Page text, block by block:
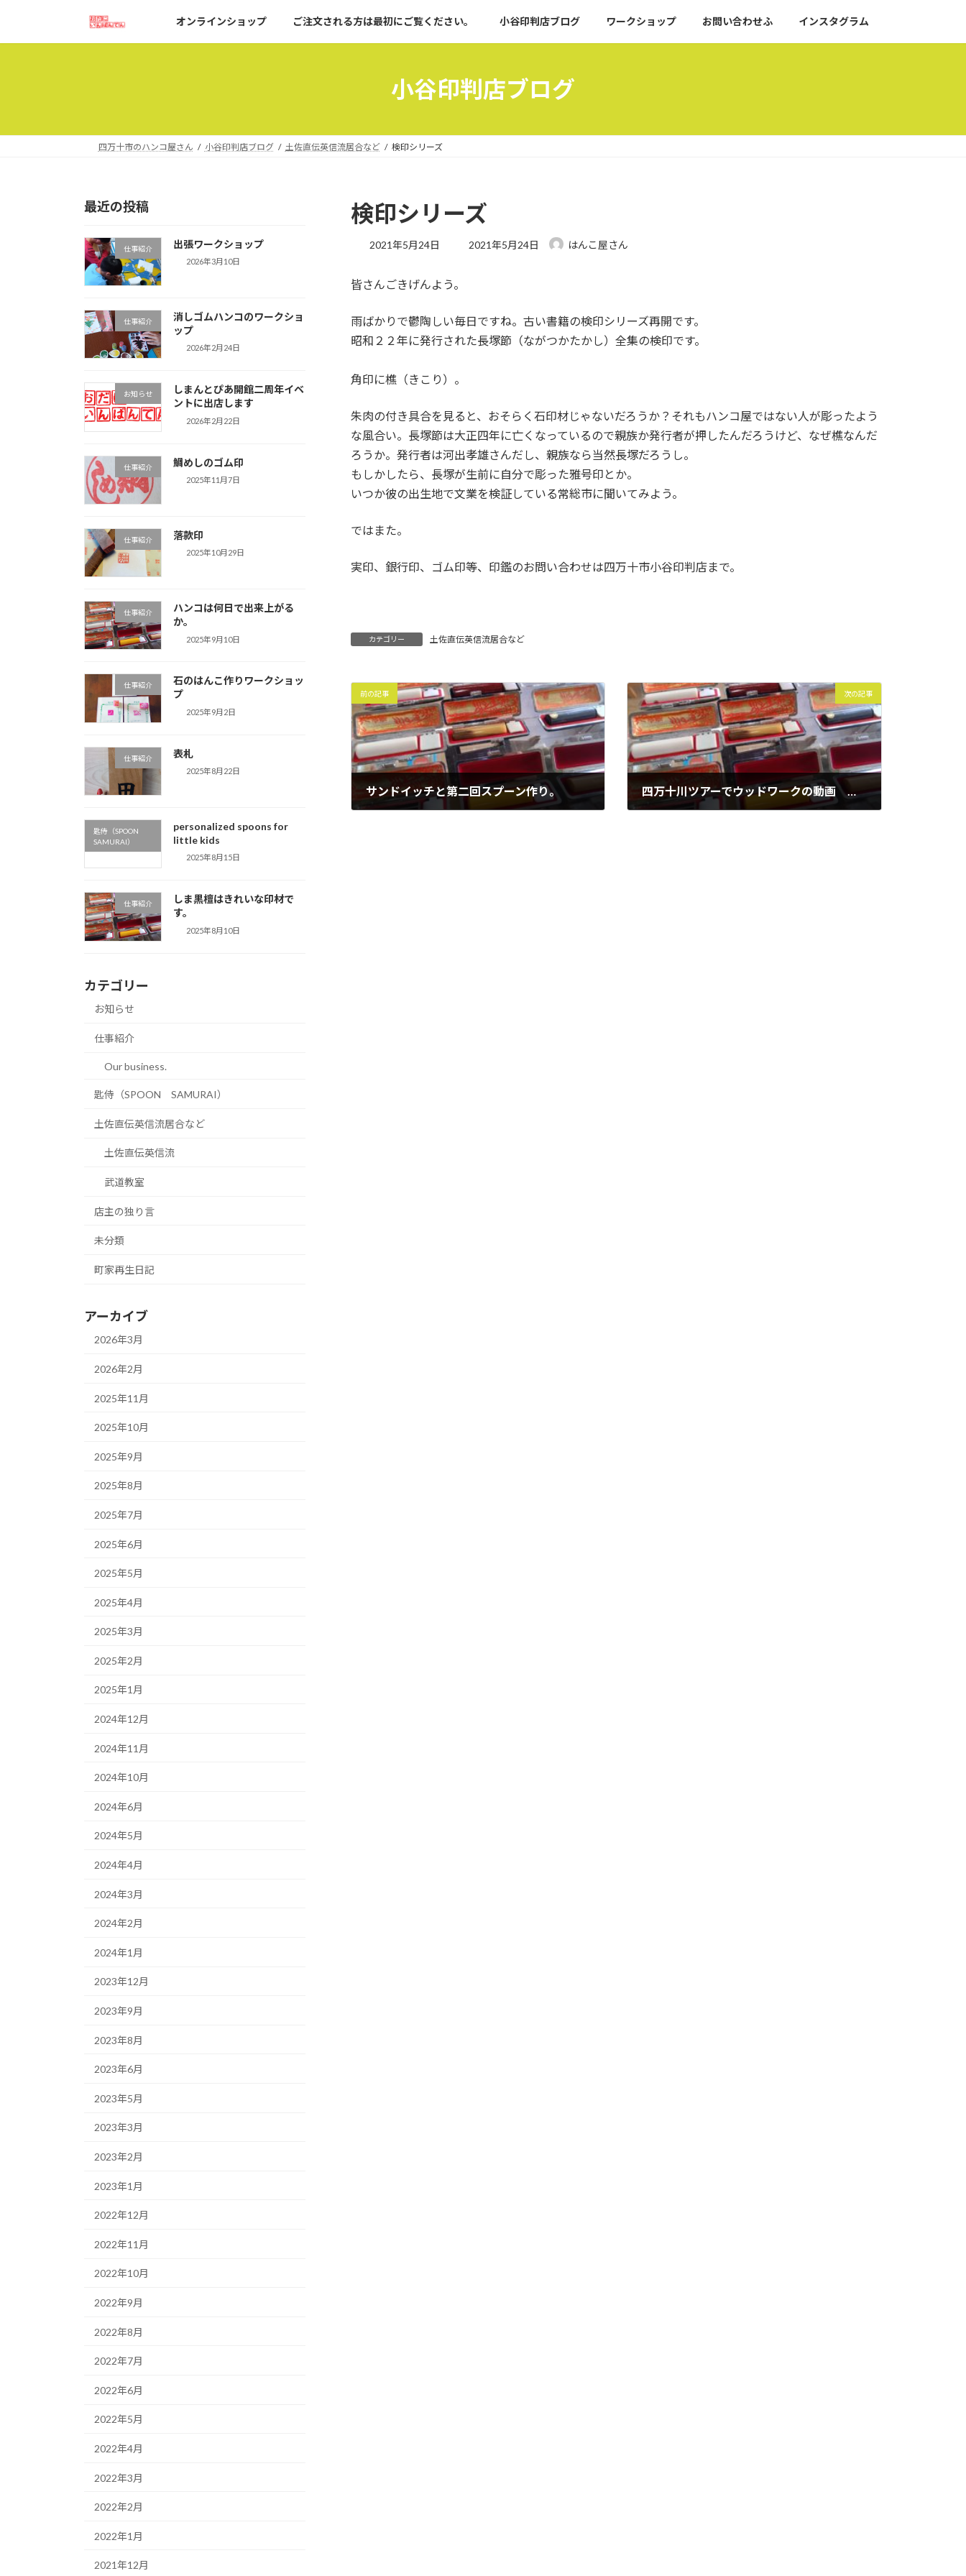
テ
ゲ
オンラインショップ ご注文される方は最初にご覧ください。 小谷印判店ブログ ワークショップ お問い合わせふ インスタグラム
小谷印判店ブログ
四万十市のハンコ屋さん 小谷印判店ブログ 土佐直伝英信流居合など 検印シリーズ
検印シリーズ
2021年5月24日
最
時
:
2021年5月24日 はんこ屋さん
皆さんごきげんよう。
雨ばかりで鬱陶しい毎日ですね。古い書籍の検印シリーズ再開です。
昭和２２年に発行された長塚節（ながつかたかし）全集の検印です。
角印に樵（きこり）。
朱肉の付き具合を見ると、おそらく石印材じゃないだろうか？それもハンコ屋ではない人が彫ったよう
な風合い。長塚節は大正四年に亡くなっているので親族か発行者が押したんだろうけど、なぜ樵なんだ
ろうか。発行者は河出孝雄さんだし、親族なら当然長塚だろうし。
もしかしたら、長塚が生前に自分で彫った雅号印とか。
いつか彼の出生地で文業を検証している常総市に聞いてみよう。
ではまた。
実印、銀行印、ゴム印等、印鑑のお問い合わせは四万十市小谷印判店まで。
カテゴリー 土佐直伝英信流居合など
前の記事
サンドイッチと第二回スプーン作り。
次の記事
四万十川ツアーでウッドワークの動画 前編
最近の投稿
仕事紹介 出張ワークショップ
2026年3月10日
仕事紹介
消しゴムハンコのワークショ
ップ
2026年2月24日
お知らせ
しまんとぴあ開館二周年イベ
ントに出店します
2026年2月22日
仕事紹介 鯛めしのゴム印
2025年11月7日
仕事紹介 落款印
2025年10月29日
仕事紹介
ハンコは何日で出来上がる
か。
2025年9月10日
仕事紹介
石のはんこ作りワークショッ
プ
2025年9月2日
仕事紹介 表札
2025年8月22日
匙侍（SPOON
SAMURAI）
personalized spoons for
little kids
2025年8月15日
仕事紹介
しま黒檀はきれいな印材で
す。
2025年8月10日
カテゴリー
お知らせ
仕事紹介
Our business.
匙侍（SPOON SAMURAI）
土佐直伝英信流居合など
土佐直伝英信流
武道教室
店主の独り言
未分類
町家再生日記
アーカイブ
2026年3月
2026年2月
2025年11月
2025年10月
2025年9月
2025年8月
2025年7月
2025年6月
2025年5月
2025年4月
2025年3月
2025年2月
2025年1月
2024年12月
2024年11月
2024年10月
2024年6月
2024年5月
2024年4月
2024年3月
2024年2月
2024年1月
2023年12月
2023年9月
2023年8月
2023年6月
2023年5月
2023年3月
2023年2月
2023年1月
2022年12月
2022年11月
2022年10月
2022年9月
2022年8月
2022年7月
2022年6月
2022年5月
2022年4月
2022年3月
2022年2月
2022年1月
2021年12月